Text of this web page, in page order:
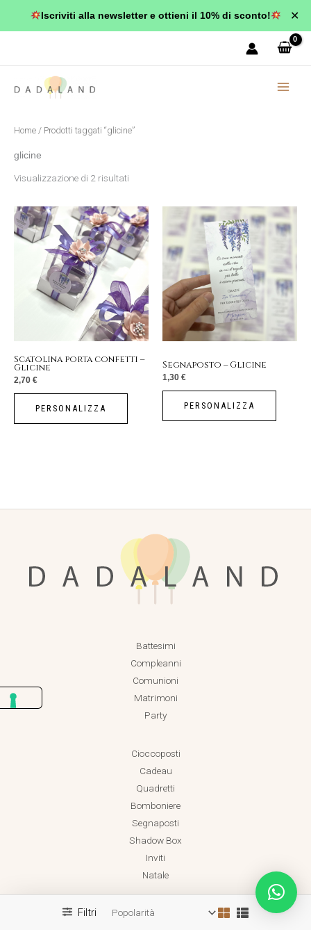
Iscriviti alla newsletter e ottieni il 10% di sconto! ✕
Home / Prodotti taggati “glicine”
glicine
Visualizzazione di 2 risultati
Popolarità
Filtri
Scatolina porta confetti –
Glicine
2,70 €
PERSONALIZZA
Segnaposto – Glicine
1,30 €
PERSONALIZZA
Battesimi
Compleanni
Comunioni
Matrimoni
Party
Cioccoposti
Cadeau
Quadretti
Bomboniere
Segnaposti
Shadow Box
Inviti
Natale
Realizzato da Dadaland